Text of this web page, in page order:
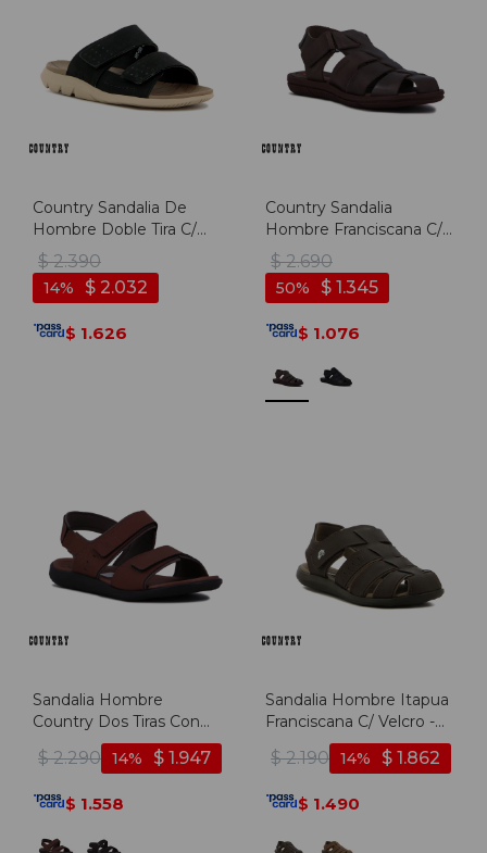
Country Sandalia De
Hombre Doble Tira C/
Velcro - Negro - Negro
$ 2.390
$ 2.032
14
$ 1.626
Country Sandalia
Hombre Franciscana C/
Pulsera Y Velkro - Ebano
$ 2.690
$ 1.345
50
$ 1.076
Sandalia Hombre
Country Dos Tiras Con
Velcro - Castaño
$ 2.290 $ 1.947
14
$ 1.558
Sandalia Hombre Itapua
Franciscana C/ Velcro -
$ 2.190 $ 1.862
14
$ 1.490